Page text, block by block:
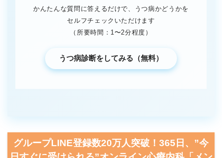
かんたんな質問に答えるだけで、うつ病かどうかを
セルフチェックいただけます
（所要時間：1〜2分程度）
うつ病診断をしてみる（無料）
グループLINE登録数20万人突破！365日、”今